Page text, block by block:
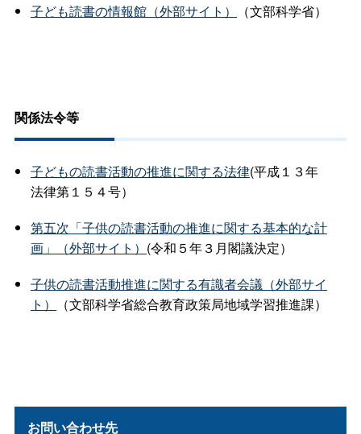
子ども読書の情報館（外部サイト）
（文部科学省）
関係法令等
子どもの読書活動の推進に関する法律(平成１３年
法律第１５４号）
第五次「子供の読書活動の推進に関する基本的な計
画」（外部サイト） (令和５年３月閣議決定）
子供の読書活動推進に関する有識者会議（外部サイ
ト）
（文部科学省総合教育政策局地域学習推進課）
お問い合わせ先